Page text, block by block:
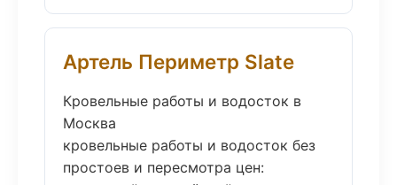
Артель Периметр Slate
Кровельные работы и водосток в
Москва
кровельные работы и водосток без
простоев и пересмотра цен: